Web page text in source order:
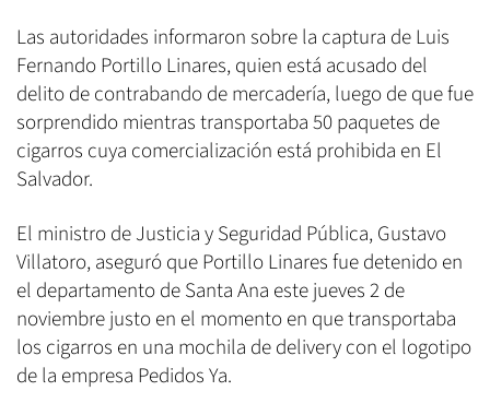
Las autoridades informaron sobre la captura de Luis
Fernando Portillo Linares, quien está acusado del
delito de contrabando de mercadería, luego de que fue
sorprendido mientras transportaba 50 paquetes de
cigarros cuya comercialización está prohibida en El
Salvador.
El ministro de Justicia y Seguridad Pública, Gustavo
Villatoro, aseguró que Portillo Linares fue detenido en
el departamento de Santa Ana este jueves 2 de
noviembre justo en el momento en que transportaba
los cigarros en una mochila de delivery con el logotipo
de la empresa Pedidos Ya.